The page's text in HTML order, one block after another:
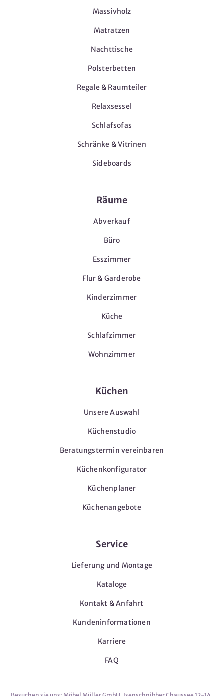
Massivholz
Matratzen
Nachttische
Polsterbetten
Regale & Raumteiler
Relaxsessel
Schlafsofas
Schränke & Vitrinen
Sideboards
Räume
Abverkauf
Büro
Esszimmer
Flur & Garderobe
Kinderzimmer
Küche
Schlafzimmer
Wohnzimmer
Küchen
Unsere Auswahl
Küchenstudio
Beratungstermin vereinbaren
Küchenkonfigurator
Küchenplaner
Küchenangebote
Service
Lieferung und Montage
Kataloge
Kontakt & Anfahrt
Kundeninformationen
Karriere
FAQ